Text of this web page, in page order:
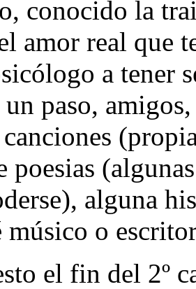
conocido la
amor real que
a tener
paso,
poesias
alguna
músico o
el fin del 2º